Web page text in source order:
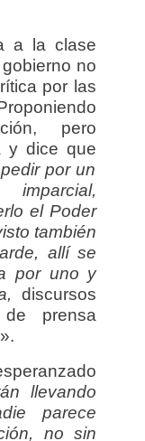
a la clase
no
por las
pero
y dice que
por un
imparcial,
el Poder
también
allí se
por uno y
discursos
prensa
llevando
parece
no sin